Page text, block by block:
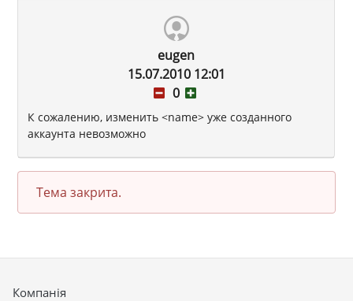
eugen
15.07.2010 12:01
0
К сожалению, изменить <name> уже созданного
аккаунта невозможно
Тема закрита.
Компанія